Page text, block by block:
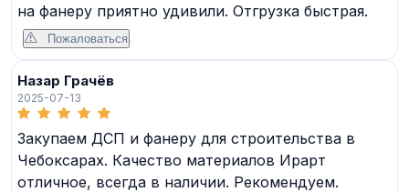
на фанеру приятно удивили. Отгрузка быстрая.
Пожаловаться
Назар Грачёв
2025-07-13
Закупаем ДСП и фанеру для строительства в
Чебоксарах. Качество материалов Ирарт
отличное, всегда в наличии. Рекомендуем.